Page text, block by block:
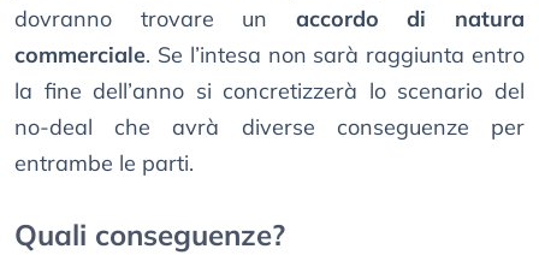
dovranno trovare un accordo di natura
commerciale. Se l’intesa non sarà raggiunta entro
la fine dell’anno si concretizzerà lo scenario del
no-deal che avrà diverse conseguenze per
entrambe le parti.
Quali conseguenze?